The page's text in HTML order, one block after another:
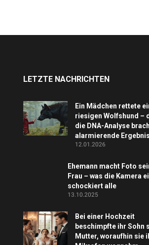
LETZTE NACHRICHTEN
Ein Mädchen rettete
riesigen Wolfshund –
die DNA-Analyse
alarmierende
12.01.2026
Ehemann macht Foto
Frau – was die Kamera
schockiert alle
13.10.2025
Bei einer Hochzeit
beschimpfte ihr Sohn
Mutter, woraufhin sie